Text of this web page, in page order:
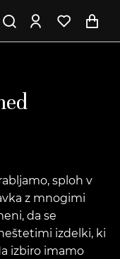
sploh v
z mnogimi
da se
izdelki, ki
izbiro imamo